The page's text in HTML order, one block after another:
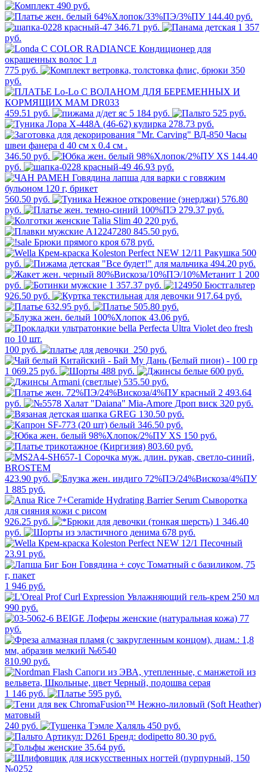
490 руб.
144.40 руб.
346.71 руб.
1 357
руб.
775 руб.
350
руб.
459.51 руб. 5 184 руб.
525 руб.
278.73 руб.
346.50 руб.
144.40
руб.
46.93 руб.
560.50 руб.
576.80
руб.
279.37 руб.
220 руб.
845.50 руб.
678 руб.
500
руб.
494.20 руб.
1 200
руб.
1 357.37 руб.
926.50 руб.
917.64 руб.
632.95 руб.
505.80 руб.
43.06 руб.
100 руб. 250 руб.
1 069.25 руб. 488 руб.
600 руб.
535.50 руб.
2 493.64
руб.
320 руб.
130.50 руб.
346.50 руб.
150 руб.
803.60 руб.
423.90 руб.
1 885 руб.
926.25 руб.
1 346.40
руб.
678 руб.
23.91 руб.
1 946 руб.
990 руб.
77
руб.
810.90 руб.
1 146 руб. 595 руб.
240 руб.
450 руб.
80.30 руб.
35.64 руб.